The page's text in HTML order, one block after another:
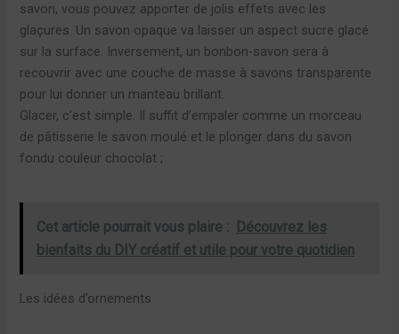
savon, vous pouvez apporter de jolis effets avec les
glaçures. Un savon opaque va laisser un aspect sucre glacé
sur la surface. Inversement, un bonbon-savon sera à
recouvrir avec une couche de masse à savons transparente
pour lui donner un manteau brillant.
Glacer, c’est simple. Il suffit d’empaler comme un morceau
de pâtisserie le savon moulé et le plonger dans du savon
fondu couleur chocolat ;
Cet article pourrait vous plaire :
Découvrez les
bienfaits du DIY créatif et utile pour votre quotidien
Les idées d’ornements